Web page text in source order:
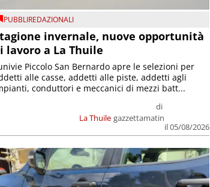
PUBBLIREDAZIONALI
invernale, nuove opportunità
lavoro a La Thuile
La Thuile
di
gazzettamatin
il 05/08/2026
Piccolo San Bernardo apre le selezioni per
alle casse, addetti alle piste, addetti agli
conduttori e meccanici di mezzi batt...